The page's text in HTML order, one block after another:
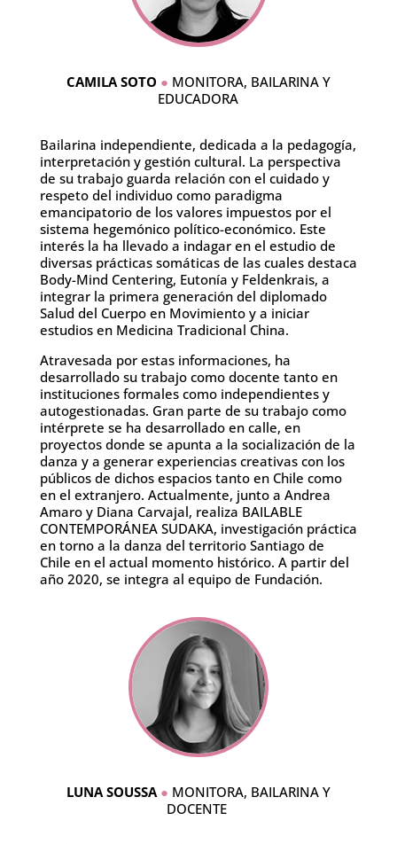
CAMILA SOTO ● MONITORA, BAILARINA Y
EDUCADORA
Bailarina independiente, dedicada a la pedagogía,
interpretación y gestión cultural. La perspectiva
de su trabajo guarda relación con el cuidado y
respeto del individuo como paradigma
emancipatorio de los valores impuestos por el
sistema hegemónico político-económico. Este
interés la ha llevado a indagar en el estudio de
diversas prácticas somáticas de las cuales destaca
Body-Mind Centering, Eutonía y Feldenkrais, a
integrar la primera generación del diplomado
Salud del Cuerpo en Movimiento y a iniciar
estudios en Medicina Tradicional China.
Atravesada por estas informaciones, ha
desarrollado su trabajo como docente tanto en
instituciones formales como independientes y
autogestionadas. Gran parte de su trabajo como
intérprete se ha desarrollado en calle, en
proyectos donde se apunta a la socialización de la
danza y a generar experiencias creativas con los
públicos de dichos espacios tanto en Chile como
en el extranjero. Actualmente, junto a Andrea
Amaro y Diana Carvajal, realiza BAILABLE
CONTEMPORÁNEA SUDAKA, investigación práctica
en torno a la danza del territorio Santiago de
Chile en el actual momento histórico. A partir del
año 2020, se integra al equipo de Fundación.
LUNA SOUSSA ● MONITORA, BAILARINA Y
DOCENTE